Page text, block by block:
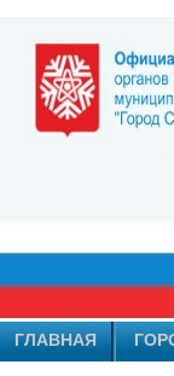
ГЛАВНАЯ